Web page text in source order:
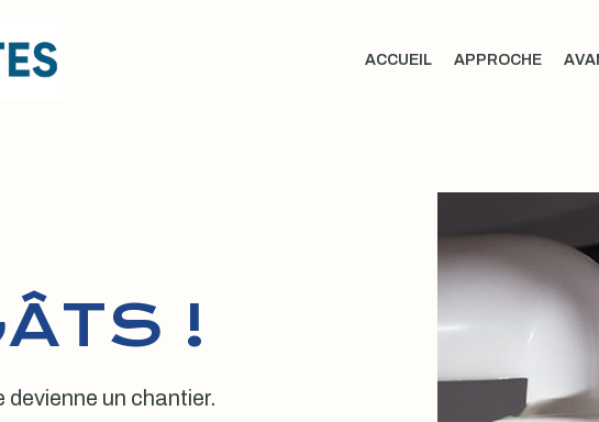
ACCUEIL APPROCHE
!
devienne un chantier.